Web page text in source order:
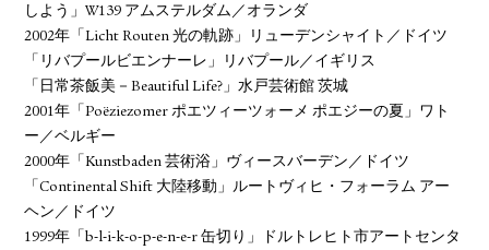
しよう」W139 アムステルダム／オランダ
2002年「Licht Routen 光の軌跡」リューデンシャイト／ドイツ
「リバプールビエンナーレ」リバプール／イギリス
「日常茶飯美－Beautiful Life?」水戸芸術館 茨城
2001年「Poëziezomer ポエツィーツォーメ ポエジーの夏」ワト
ー／ベルギー
2000年「Kunstbaden 芸術浴」ヴィースバーデン／ドイツ
「Continental Shift 大陸移動」ルートヴィヒ・フォーラム アー
ヘン／ドイツ
1999年「b-l-i-k-o-p-e-n-e-r 缶切り」ドルトレヒト市アートセンタ